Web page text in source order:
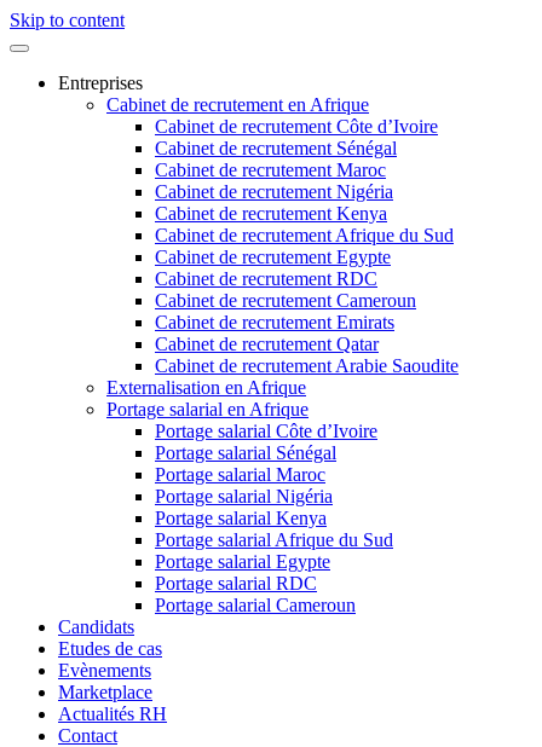
Skip to content
Entreprises
Cabinet de recrutement en Afrique
Cabinet de recrutement Côte d’Ivoire
Cabinet de recrutement Sénégal
Cabinet de recrutement Maroc
Cabinet de recrutement Nigéria
Cabinet de recrutement Kenya
Cabinet de recrutement Afrique du Sud
Cabinet de recrutement Egypte
Cabinet de recrutement RDC
Cabinet de recrutement Cameroun
Cabinet de recrutement Emirats
Cabinet de recrutement Qatar
Cabinet de recrutement Arabie Saoudite
Externalisation en Afrique
Portage salarial en Afrique
Portage salarial Côte d’Ivoire
Portage salarial Sénégal
Portage salarial Maroc
Portage salarial Nigéria
Portage salarial Kenya
Portage salarial Afrique du Sud
Portage salarial Egypte
Portage salarial RDC
Portage salarial Cameroun
Candidats
Etudes de cas
Evènements
Marketplace
Actualités RH
Contact